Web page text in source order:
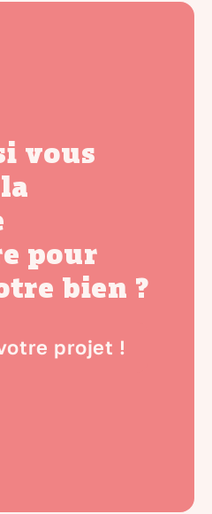
vous
pour
bien ?
projet !